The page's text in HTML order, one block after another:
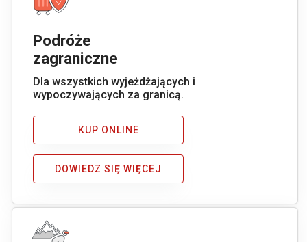
Podróże
zagraniczne
Dla wszystkich wyjeżdżających i
wypoczywających za granicą.
KUP ONLINE
DOWIEDZ SIĘ WIĘCEJ